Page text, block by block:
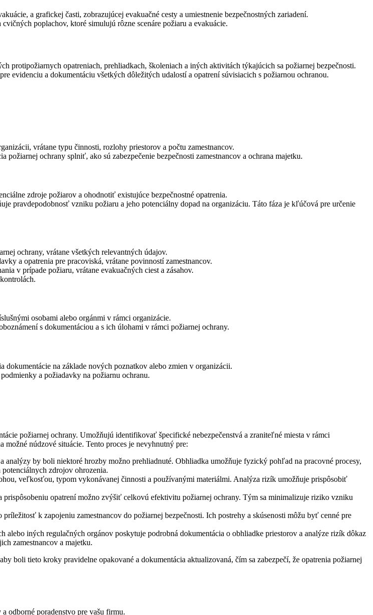
a grafickej časti, zobrazujúcej evakuačné cesty a umiestnenie bezpečnostných zariadení.
poplachov, ktoré simulujú rôzne scenáre požiaru a evakuácie.
protipožiarnych opatreniach, prehliadkach, školeniach a iných aktivitách týkajúcich sa požiarnej bezpečnosti.
evidenciu a dokumentáciu všetkých dôležitých udalostí a opatrení súvisiacich s požiarnou ochranou.
vrátane typu činnosti, rozlohy priestorov a počtu zamestnancov.
ochrany splniť, ako sú zabezpečenie bezpečnosti zamestnancov a ochrana majetku.
zdroje požiarov a ohodnotiť existujúce bezpečnostné opatrenia.
pravdepodobnosť vzniku požiaru a jeho potenciálny dopad na organizáciu. Táto fáza je kľúčová pre určenie
ochrany, vrátane všetkých relevantných údajov.
a opatrenia pre pracoviská, vrátane povinností zamestnancov.
v prípade požiaru, vrátane evakuačných ciest a zásahov.
osobami alebo orgánmi v rámci organizácie.
s dokumentáciou a s ich úlohami v rámci požiarnej ochrany.
dokumentácie na základe nových poznatkov alebo zmien v organizácii.
a požiadavky na požiarnu ochranu.
požiarnej ochrany. Umožňujú identifikovať špecifické nebezpečenstvá a zraniteľné miesta v rámci
núdzové situácie. Tento proces je nevyhnutný pre:
analýzy by boli niektoré hrozby možno prehliadnuté. Obhliadka umožňuje fyzický pohľad na pracovné procesy,
zdrojov ohrozenia.
veľkosťou, typom vykonávanej činnosti a používanými materiálmi. Analýza rizík umožňuje prispôsobiť
opatrení možno zvýšiť celkovú efektivitu požiarnej ochrany. Tým sa minimalizuje riziko vzniku
k zapojeniu zamestnancov do požiarnej bezpečnosti. Ich postrehy a skúsenosti môžu byť cenné pre
alebo iných regulačných orgánov poskytuje podrobná dokumentácia o obhliadke priestorov a analýze rizík dôkaz
zamestnancov a majetku.
boli tieto kroky pravidelne opakované a dokumentácia aktualizovaná, čím sa zabezpečí, že opatrenia požiarnej
odborné poradenstvo pre vašu firmu.